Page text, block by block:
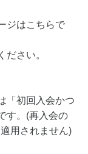
ジはこちらで
ださい。
「初回入会かつ
す。(再入会の
用されません)